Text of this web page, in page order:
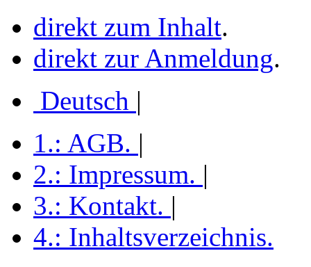
direkt zum Inhalt.
direkt zur Anmeldung.
Deutsch |
1.: AGB. |
2.: Impressum. |
3.: Kontakt. |
4.: Inhaltsverzeichnis.